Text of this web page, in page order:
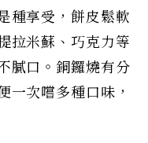
種享受，餅皮鬆軟
拉米蘇、巧克力等
膩口。銅鑼燒有分
一次嚐多種口味，